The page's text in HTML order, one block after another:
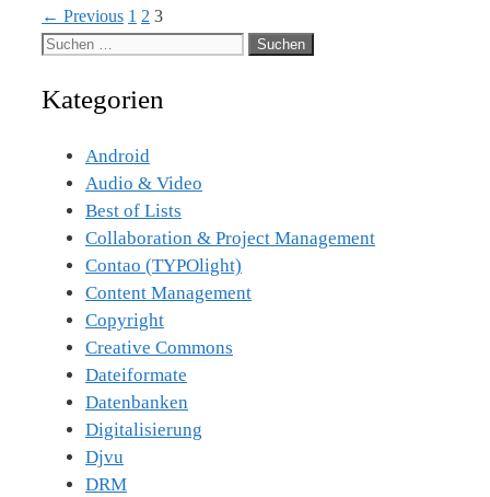
← Previous Page
1 Page
2 Page
3
Suche
Kategorien
Android
Audio & Video
Best of Lists
Collaboration & Project Management
Contao (TYPOlight)
Content Management
Copyright
Creative Commons
Dateiformate
Datenbanken
Digitalisierung
Djvu
DRM